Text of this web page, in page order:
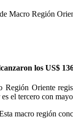
Macro Región
los US$
Región Oriente
el tercero con
macro región